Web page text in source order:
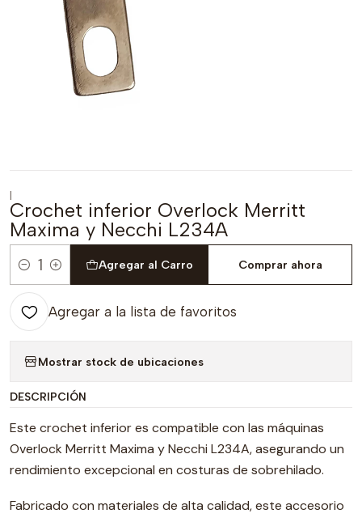
|
Crochet inferior Overlock Merritt
Maxima y Necchi L234A
Cantidad
Agregar al Carro Comprar ahora
Agregar a la lista de favoritos
Mostrar stock de ubicaciones
DESCRIPCIÓN
Este crochet inferior es compatible con las máquinas
Overlock Merritt Maxima y Necchi L234A, asegurando un
rendimiento excepcional en costuras de sobrehilado.
Fabricado con materiales de alta calidad, este accesorio